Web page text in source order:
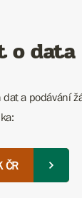
o data
dat a podávání
ČR